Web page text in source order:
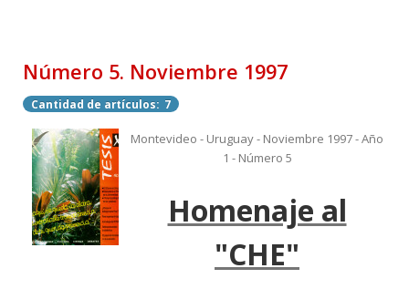
Número 5. Noviembre 1997
Cantidad de artículos: 7
Montevideo - Uruguay - Noviembre 1997 - Año
1 - Número 5
Homenaje al
"CHE"